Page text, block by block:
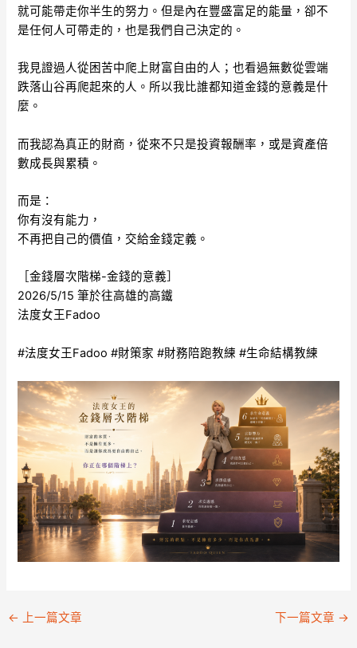
就可能帶走你半生的努力。但是內在豐盛富足的能量，卻不
是任何人可帶走的，也是我們自己決定的。
我見證過人從困苦中爬上財富自由的人；也看過無數從雲端
跌落山谷再爬起來的人。所以我比誰都知道金錢的意義是什
麼。
而我認為真正的財商，從來不只是投資報酬率，或是資產倍
數成長與累積。
而是：
你有沒有能力，
不再把自己的價值，交給金錢定義。
［金錢層次階梯-金錢的意義］
2026/5/15 筆於往高雄的高鐵
法度女王Fadoo
#法度女王Fadoo #財策家 #財務陪跑教練 #生命結構教練
← 上一篇文章 下一篇文章 →